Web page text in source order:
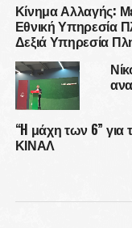
Κίνημα Αλλαγής:
Εθνική Υπηρεσία
Δεξιά Υπηρεσία
“H μάχη των 6” για
ΚΙΝΑΛ